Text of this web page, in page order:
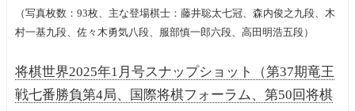
（写真枚数：93枚、主な登場棋士：藤井聡太七冠、森内俊之九段、木
村一基九段、佐々木勇気八段、服部慎一郎六段、高田明浩五段）
将棋世界2025年1月号スナップショット（第37期竜王
戦七番勝負第4局、国際将棋フォーラム、第50回将棋